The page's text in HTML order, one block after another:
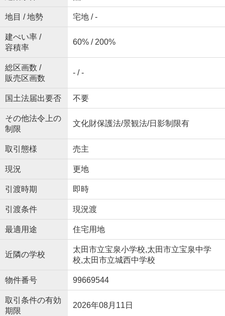
地目 / 地勢 宅地 / -
建ぺい率 /
容積率
60% / 200%
総区画数 /
販売区画数
- / -
国土法届出要否 不要
その他法令上の
制限
文化財保護法/景観法/日影制限有
取引態様 売主
現況 更地
引渡時期 即時
引渡条件 現況渡
最適用途 住宅用地
近隣の学校
太田市立宝泉小学校,太田市立宝泉中学
校,太田市立城西中学校
物件番号 99669544
取引条件の有効
期限
2026年08月11日